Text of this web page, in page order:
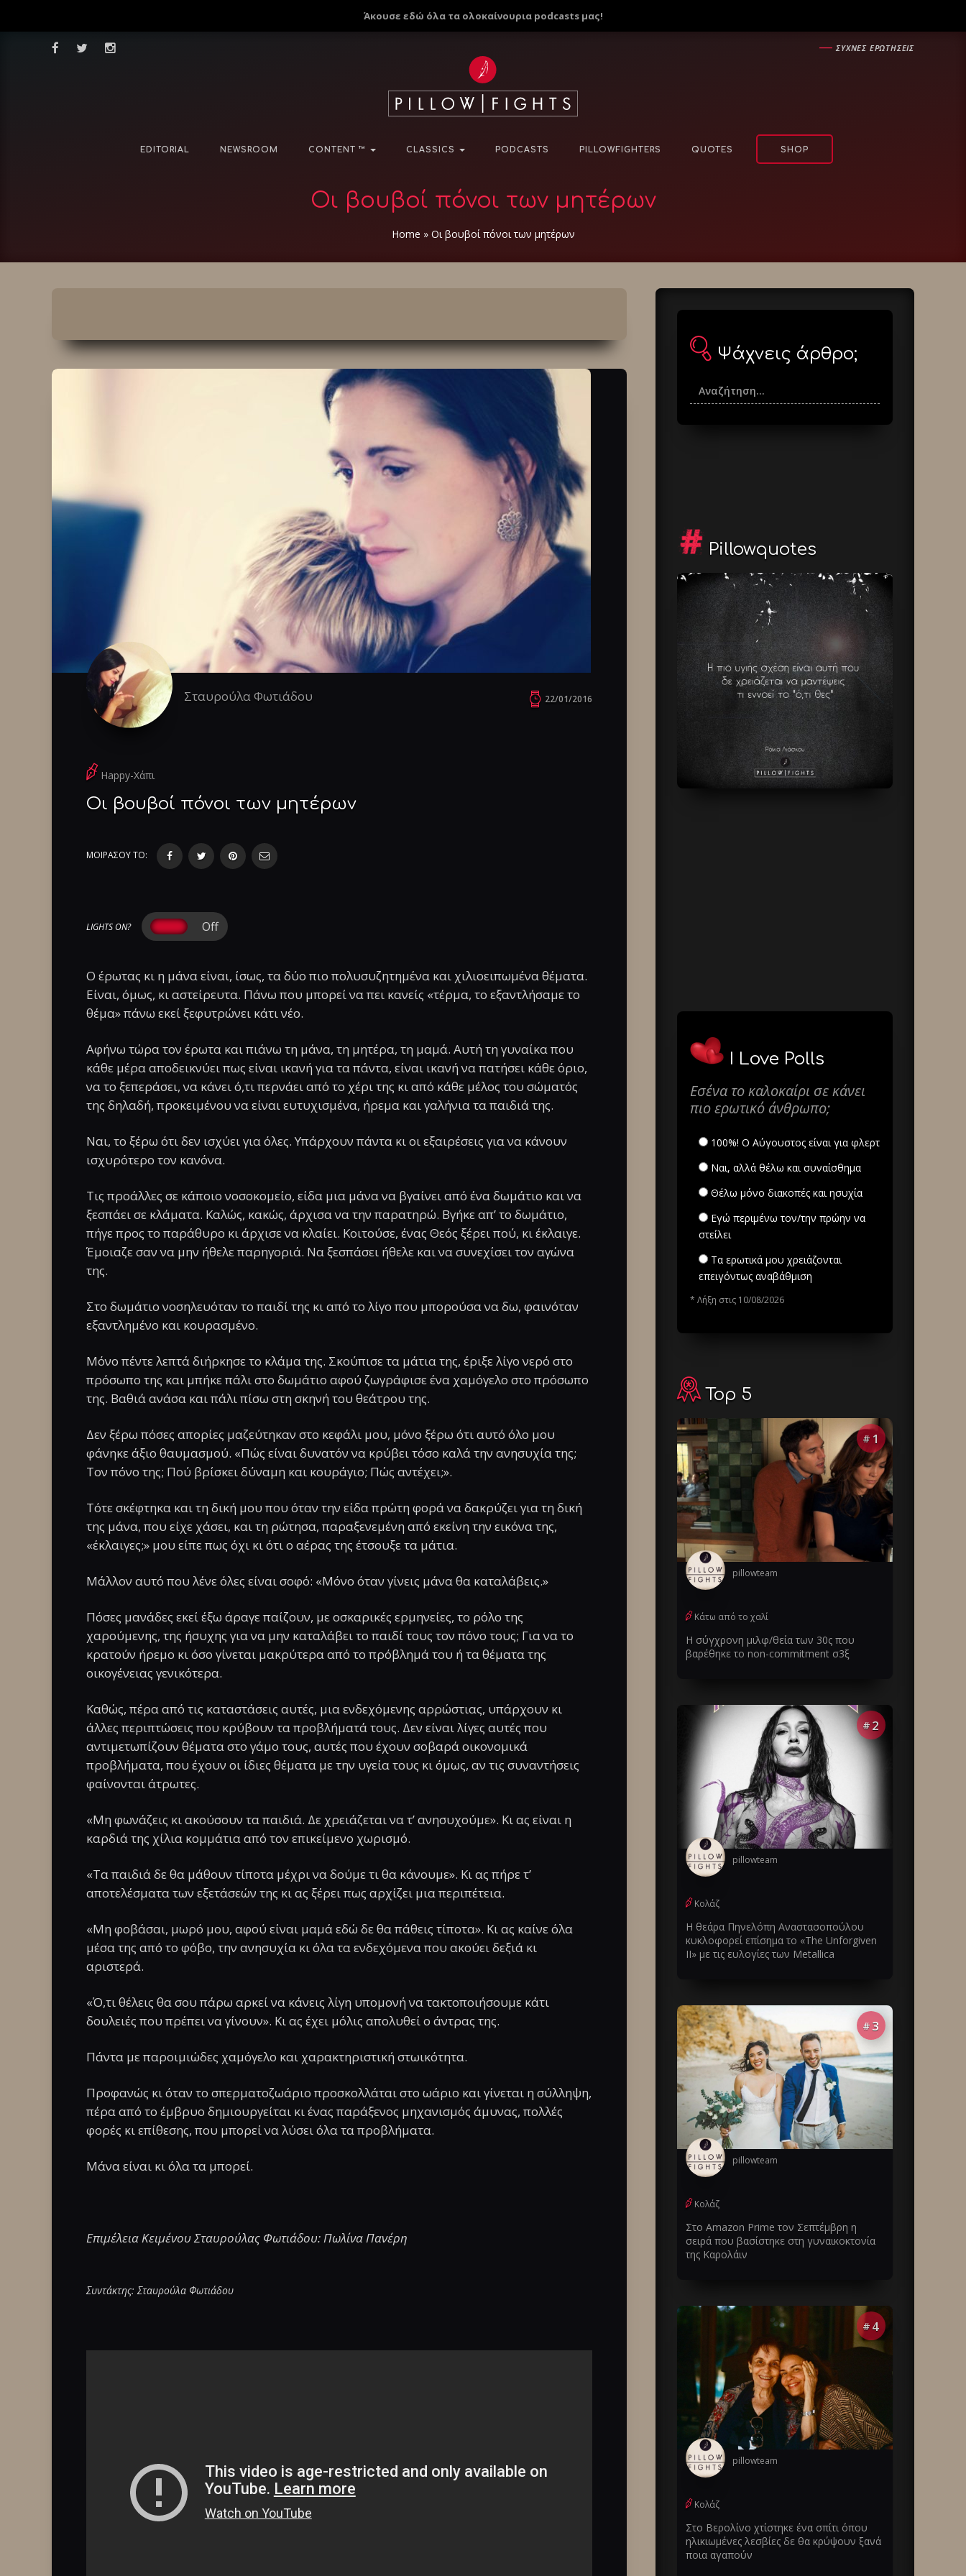
Άκουσε εδώ όλα τα ολοκαίνουρια podcasts μας!
―ΣΥΧΝΕΣ ΕΡΩΤΗΣΕΙΣ
EDITORIAL NEWSROOM CONTENT ™ CLASSICS PODCASTS PILLOWFIGHTERS QUOTES SHOP
Oι βουβοί πόνοι των μητέρων
Home » Oι βουβοί πόνοι των μητέρων
Σταυρούλα Φωτιάδου 22/01/2016
Happy-Χάπι
Oι βουβοί πόνοι των μητέρων
ΜΟΙΡΑΣΟΥ ΤΟ:
LIGHTS ON?
Ο έρωτας κι η μάνα είναι, ίσως, τα δύο πιο πολυσυζητημένα και χιλιοειπωμένα θέματα.
Είναι, όμως, κι αστείρευτα. Πάνω που μπορεί να πει κανείς «τέρμα, το εξαντλήσαμε το
θέμα» πάνω εκεί ξεφυτρώνει κάτι νέο.
Αφήνω τώρα τον έρωτα και πιάνω τη μάνα, τη μητέρα, τη μαμά. Αυτή τη γυναίκα που
κάθε μέρα αποδεικνύει πως είναι ικανή για τα πάντα, είναι ικανή να πατήσει κάθε όριο,
να το ξεπεράσει, να κάνει ό,τι περνάει από το χέρι της κι από κάθε μέλος του σώματός
της δηλαδή, προκειμένου να είναι ευτυχισμένα, ήρεμα και γαλήνια τα παιδιά της.
Ναι, το ξέρω ότι δεν ισχύει για όλες. Υπάρχουν πάντα κι οι εξαιρέσεις για να κάνουν
ισχυρότερο τον κανόνα.
Τις προάλλες σε κάποιο νοσοκομείο, είδα μια μάνα να βγαίνει από ένα δωμάτιο και να
ξεσπάει σε κλάματα. Καλώς, κακώς, άρχισα να την παρατηρώ. Βγήκε απ’ το δωμάτιο,
πήγε προς το παράθυρο κι άρχισε να κλαίει. Κοιτούσε, ένας Θεός ξέρει πού, κι έκλαιγε.
Έμοιαζε σαν να μην ήθελε παρηγοριά. Να ξεσπάσει ήθελε και να συνεχίσει τον αγώνα
της.
Στο δωμάτιο νοσηλευόταν το παιδί της κι από το λίγο που μπορούσα να δω, φαινόταν
εξαντλημένο και κουρασμένο.
Μόνο πέντε λεπτά διήρκησε το κλάμα της. Σκούπισε τα μάτια της, έριξε λίγο νερό στο
πρόσωπο της και μπήκε πάλι στο δωμάτιο αφού ζωγράφισε ένα χαμόγελο στο πρόσωπο
της. Βαθιά ανάσα και πάλι πίσω στη σκηνή του θεάτρου της.
Δεν ξέρω πόσες απορίες μαζεύτηκαν στο κεφάλι μου, μόνο ξέρω ότι αυτό όλο μου
φάνηκε άξιο θαυμασμού. «Πώς είναι δυνατόν να κρύβει τόσο καλά την ανησυχία της;
Τον πόνο της; Πού βρίσκει δύναμη και κουράγιο; Πώς αντέχει;».
Τότε σκέφτηκα και τη δική μου που όταν την είδα πρώτη φορά να δακρύζει για τη δική
της μάνα, που είχε χάσει, και τη ρώτησα, παραξενεμένη από εκείνη την εικόνα της,
«έκλαιγες;» μου είπε πως όχι κι ότι ο αέρας της έτσουξε τα μάτια.
Μάλλον αυτό που λένε όλες είναι σοφό: «Μόνο όταν γίνεις μάνα θα καταλάβεις.»
Πόσες μανάδες εκεί έξω άραγε παίζουν, με οσκαρικές ερμηνείες, το ρόλο της
χαρούμενης, της ήσυχης για να μην καταλάβει το παιδί τους τον πόνο τους; Για να το
κρατούν ήρεμο κι όσο γίνεται μακρύτερα από το πρόβλημά του ή τα θέματα της
οικογένειας γενικότερα.
Καθώς, πέρα από τις καταστάσεις αυτές, μια ενδεχόμενης αρρώστιας, υπάρχουν κι
άλλες περιπτώσεις που κρύβουν τα προβλήματά τους. Δεν είναι λίγες αυτές που
αντιμετωπίζουν θέματα στο γάμο τους, αυτές που έχουν σοβαρά οικονομικά
προβλήματα, που έχουν οι ίδιες θέματα με την υγεία τους κι όμως, αν τις συναντήσεις
φαίνονται άτρωτες.
«Μη φωνάζεις κι ακούσουν τα παιδιά. Δε χρειάζεται να τ’ ανησυχούμε». Κι ας είναι η
καρδιά της χίλια κομμάτια από τον επικείμενο χωρισμό.
«Τα παιδιά δε θα μάθουν τίποτα μέχρι να δούμε τι θα κάνουμε». Κι ας πήρε τ’
αποτελέσματα των εξετάσεών της κι ας ξέρει πως αρχίζει μια περιπέτεια.
«Μη φοβάσαι, μωρό μου, αφού είναι μαμά εδώ δε θα πάθεις τίποτα». Κι ας καίνε όλα
μέσα της από το φόβο, την ανησυχία κι όλα τα ενδεχόμενα που ακούει δεξιά κι
αριστερά.
«Ό,τι θέλεις θα σου πάρω αρκεί να κάνεις λίγη υπομονή να τακτοποιήσουμε κάτι
δουλειές που πρέπει να γίνουν». Κι ας έχει μόλις απολυθεί ο άντρας της.
Πάντα με παροιμιώδες χαμόγελο και χαρακτηριστική στωικότητα.
Προφανώς κι όταν το σπερματοζωάριο προσκολλάται στο ωάριο και γίνεται η σύλληψη,
πέρα από το έμβρυο δημιουργείται κι ένας παράξενος μηχανισμός άμυνας, πολλές
φορές κι επίθεσης, που μπορεί να λύσει όλα τα προβλήματα.
Μάνα είναι κι όλα τα μπορεί.
Επιμέλεια Κειμένου Σταυρούλας Φωτιάδου: Πωλίνα Πανέρη
Συντάκτης: Σταυρούλα Φωτιάδου
Ψάχνεις άρθρο;
Pillowquotes
I Love Polls
Εσένα το καλοκαίρι σε κάνει
πιο ερωτικό άνθρωπο;
100%! Ο Αύγουστος είναι για φλερτ
Ναι, αλλά θέλω και συναίσθημα
Θέλω μόνο διακοπές και ησυχία
Εγώ περιμένω τον/την πρώην να
στείλει
Τα ερωτικά μου χρειάζονται
επειγόντως αναβάθμιση
* Λήξη στις 10/08/2026
Top 5
# 1
pillowteam
Κάτω από το χαλί
Η σύγχρονη μιλφ/θεία των 30ς που
βαρέθηκε το non-commitment σ3ξ
# 2
pillowteam
Κολάζ
Η θεάρα Πηνελόπη Αναστασοπούλου
κυκλοφορεί επίσημα το «The Unforgiven
II» με τις ευλογίες των Metallica
# 3
pillowteam
Κολάζ
Στο Amazon Prime τον Σεπτέμβρη η
σειρά που βασίστηκε στη γυναικοκτονία
της Καρολάιν
# 4
pillowteam
Κολάζ
Στο Βερολίνο χτίστηκε ένα σπίτι όπου
ηλικιωμένες λεσβίες δε θα κρύψουν ξανά
ποια αγαπούν